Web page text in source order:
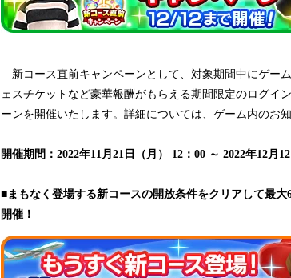
新コース直前キャンペーンとして、対象期間中にゲー
ェスチケットなど豪華報酬がもらえる期間限定のログイ
ーンを開催いたします。詳細については、ゲーム内のお
開催期間：2022年11月21日（月） 12：00 ～ 2022年12月
■まもなく登場する新コースの開放条件をクリアして最
開催！